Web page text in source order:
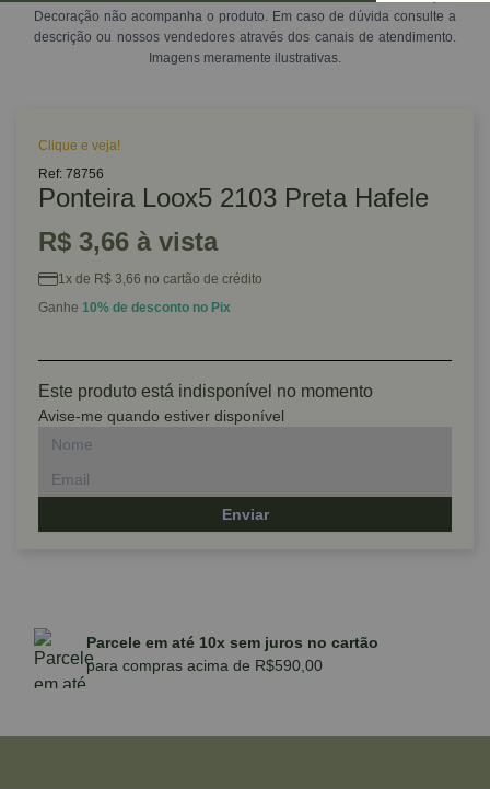
Decoração não acompanha o produto. Em caso de dúvida consulte a
descrição ou nossos vendedores através dos canais de atendimento.
Imagens meramente ilustrativas.
Clique e veja!
Ref: 78756
Ponteira Loox5 2103 Preta Hafele
R$ 3,66 à vista
1x de R$ 3,66 no cartão de crédito
Ganhe 10% de desconto no Pix
Este produto está indisponível no momento
Avise-me quando estiver disponível
Enviar
Parcele em até 10x sem juros no cartão
para compras acima de R$590,00